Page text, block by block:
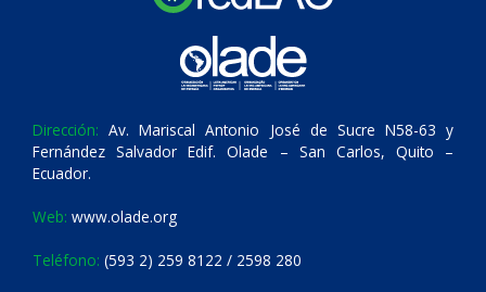
Dirección: Av. Mariscal Antonio José de Sucre N58-63 y
Fernández Salvador Edif. Olade – San Carlos, Quito –
Ecuador.
Web: www.olade.org
Teléfono: (593 2) 259 8122 / 2598 280